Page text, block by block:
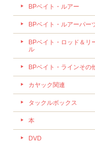
BPベイト・ルアー
BPベイト・ルアーパー
BPベイト・ロッド＆リ
ル
BPベイト・ラインその
カヤック関連
タックルボックス
本
DVD